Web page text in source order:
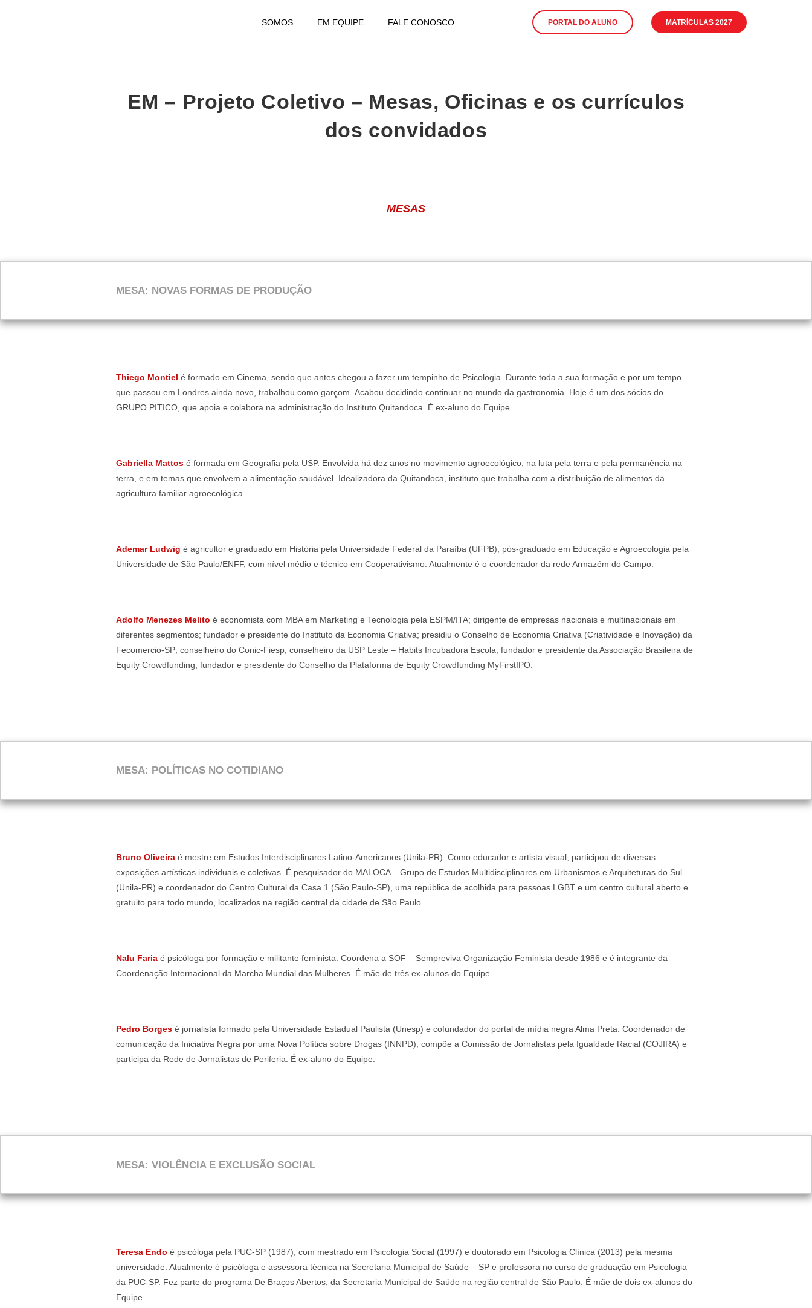
SOMOS EM EQUIPE FALE CONOSCO PORTAL DO ALUNO MATRÍCULAS 2027
EM – Projeto Coletivo – Mesas, Oficinas e os currículos
dos convidados
MESAS
MESA: NOVAS FORMAS DE PRODUÇÃO
Thiego Montiel é formado em Cinema, sendo que antes chegou a fazer um tempinho de Psicologia. Durante toda a sua formação e por um tempo
que passou em Londres ainda novo, trabalhou como garçom. Acabou decidindo continuar no mundo da gastronomia. Hoje é um dos sócios do
GRUPO PITICO, que apoia e colabora na administração do Instituto Quitandoca. É ex-aluno do Equipe.
Gabriella Mattos é formada em Geografia pela USP. Envolvida há dez anos no movimento agroecológico, na luta pela terra e pela permanência na
terra, e em temas que envolvem a alimentação saudável. Idealizadora da Quitandoca, instituto que trabalha com a distribuição de alimentos da
agricultura familiar agroecológica.
Ademar Ludwig é agricultor e graduado em História pela Universidade Federal da Paraíba (UFPB), pós-graduado em Educação e Agroecologia pela
Universidade de São Paulo/ENFF, com nível médio e técnico em Cooperativismo. Atualmente é o coordenador da rede Armazém do Campo.
Adolfo Menezes Melito é economista com MBA em Marketing e Tecnologia pela ESPM/ITA; dirigente de empresas nacionais e multinacionais em
diferentes segmentos; fundador e presidente do Instituto da Economia Criativa; presidiu o Conselho de Economia Criativa (Criatividade e Inovação) da
Fecomercio-SP; conselheiro do Conic-Fiesp; conselheiro da USP Leste – Habits Incubadora Escola; fundador e presidente da Associação Brasileira de
Equity Crowdfunding; fundador e presidente do Conselho da Plataforma de Equity Crowdfunding MyFirstIPO.
MESA: POLÍTICAS NO COTIDIANO
Bruno Oliveira é mestre em Estudos Interdisciplinares Latino-Americanos (Unila-PR). Como educador e artista visual, participou de diversas
exposições artísticas individuais e coletivas. É pesquisador do MALOCA – Grupo de Estudos Multidisciplinares em Urbanismos e Arquiteturas do Sul
(Unila-PR) e coordenador do Centro Cultural da Casa 1 (São Paulo-SP), uma república de acolhida para pessoas LGBT e um centro cultural aberto e
gratuito para todo mundo, localizados na região central da cidade de São Paulo.
Nalu Faria é psicóloga por formação e militante feminista. Coordena a SOF – Sempreviva Organização Feminista desde 1986 e é integrante da
Coordenação Internacional da Marcha Mundial das Mulheres. É mãe de três ex-alunos do Equipe.
Pedro Borges é jornalista formado pela Universidade Estadual Paulista (Unesp) e cofundador do portal de mídia negra Alma Preta. Coordenador de
comunicação da Iniciativa Negra por uma Nova Política sobre Drogas (INNPD), compõe a Comissão de Jornalistas pela Igualdade Racial (COJIRA) e
participa da Rede de Jornalistas de Periferia. É ex-aluno do Equipe.
MESA: VIOLÊNCIA E EXCLUSÃO SOCIAL
Teresa Endo é psicóloga pela PUC-SP (1987), com mestrado em Psicologia Social (1997) e doutorado em Psicologia Clínica (2013) pela mesma
universidade. Atualmente é psicóloga e assessora técnica na Secretaria Municipal de Saúde – SP e professora no curso de graduação em Psicologia
da PUC-SP. Fez parte do programa De Braços Abertos, da Secretaria Municipal de Saúde na região central de São Paulo. É mãe de dois ex-alunos do
Equipe.